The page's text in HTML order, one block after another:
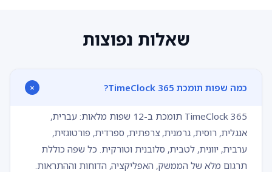
שאלות נפוצות
כמה שפות תומכת TimeClock 365?
TimeClock 365 תומכת ב-12 שפות מלאות: עברית,
אנגלית, רוסית, גרמנית, צרפתית, ספרדית, פורטוגזית,
ערבית, יוונית, לטבית, סלובנית וטורקית. כל שפה כוללת
תרגום מלא של הממשק, האפליקציה, הדוחות וההתראות.